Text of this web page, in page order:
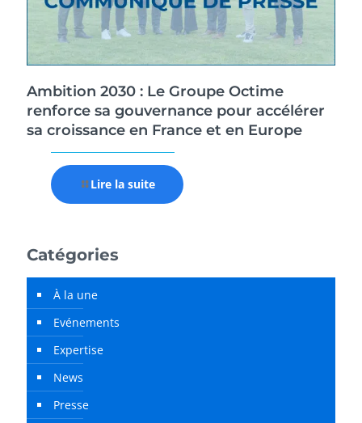
Ambition 2030 : Le Groupe Octime
renforce sa gouvernance pour accélérer
sa croissance en France et en Europe
Lire la suite
Catégories
À la une
Evénements
Expertise
News
Presse